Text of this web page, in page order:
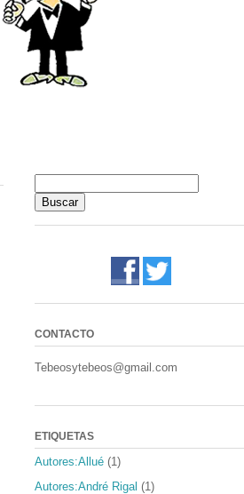
CONTACTO
Tebeosytebeos@gmail.com
ETIQUETAS
Autores:Allué (1)
Autores:André Rigal (1)